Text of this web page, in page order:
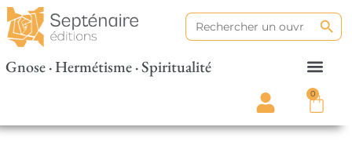
Search
for:
Gnose · Hermétisme · Spiritualité
0